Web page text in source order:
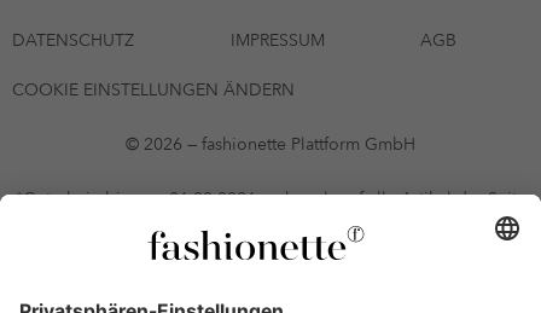
DATENSCHUTZ IMPRESSUM AGB
COOKIE EINSTELLUNGEN ÄNDERN
© 2026 — fashionette Plattform GmbH
*Gutschein bis zum 06.08.2026 mehrmals auf alle Artikel der Seite
fashionette.at/selected-styles anwendbar. Es gelten die in den AGB
§9 festgelegten Bedingungen.